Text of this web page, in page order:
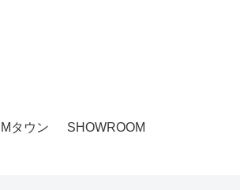
Mタウン SHOWROOM